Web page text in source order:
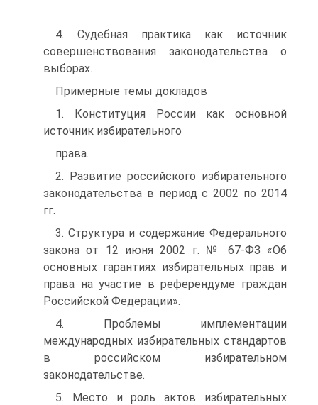
4. Судебная практика как источник
совершенствования законодательства о
выборах.
Примерные темы докладов
1. Конституция России как основной
источник избирательного
права.
2. Развитие российского избирательного
законодательства в период с 2002 по 2014
гг.
3. Структура и содержание Федерального
закона от 12 июня 2002 г. № 67-ФЗ «Об
основных гарантиях избирательных прав и
права на участие в референдуме граждан
Российской Федерации».
4. Проблемы имплементации
международных избирательных стандартов
в российском избирательном
законодательстве.
5. Место и роль актов избирательных